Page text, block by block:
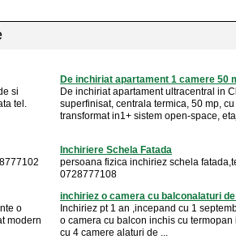
si
tel.
De inchiriat apartament 1 camere 50
De inchiriat apartament ultracentral in
superfinisat, centrala termica, 50 mp,
transformat in1+ sistem open-space,
Inchiriere Schela Fatada
persoana fizica inchiriez schela
0728777108
o
modern
inchiriez o camera cu balconalaturi
Inchiriez pt 1 an ,incepand cu 1
o camera cu balcon inchis cu termopan
cu 4 camere alaturi de ...